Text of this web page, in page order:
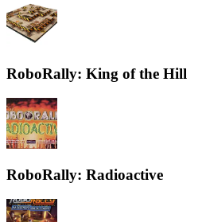
RoboRally: King of the Hill
RoboRally: Radioactive